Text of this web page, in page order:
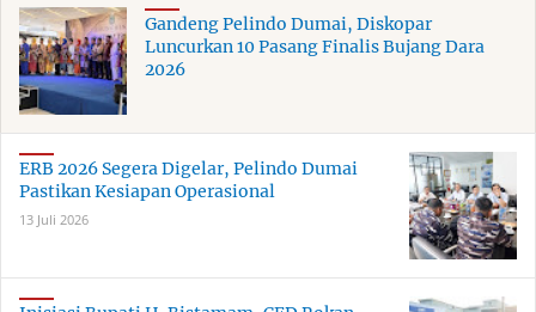
Gandeng Pelindo Dumai, Diskopar
Luncurkan 10 Pasang Finalis Bujang Dara
2026
ERB 2026 Segera Digelar, Pelindo Dumai
Pastikan Kesiapan Operasional
13 Juli 2026